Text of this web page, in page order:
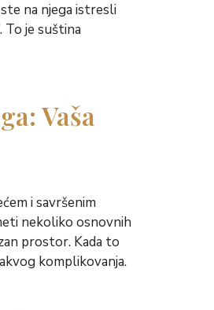
na njega istresli
To je suština
Vaša
i savršenim
nekoliko osnovnih
prostor. Kada to
komplikovanja.